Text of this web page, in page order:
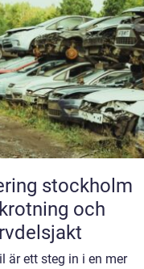
stockholm
och
är ett steg in i en mer